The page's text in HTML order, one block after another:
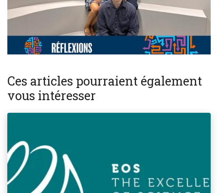
Ces articles pourraient également
vous intéresser